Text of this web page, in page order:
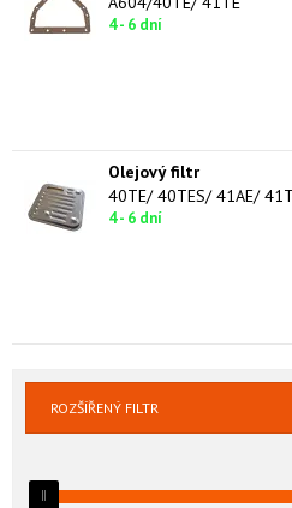
4 - 6 dní
Olejový filtr
40TE/ 40TES/ 41AE/
4 - 6 dní
ROZŠÍŘENÝ FILTR